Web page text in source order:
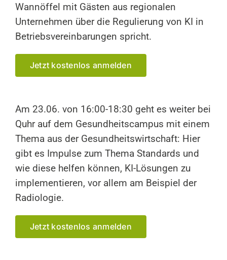
Wannöffel mit Gästen aus regionalen
Unternehmen über die Regulierung von KI in
Betriebsvereinbarungen spricht.
Jetzt kostenlos anmelden
Am 23.06. von 16:00-18:30 geht es weiter bei
Quhr auf dem Gesundheitscampus mit einem
Thema aus der Gesundheitswirtschaft: Hier
gibt es Impulse zum Thema Standards und
wie diese helfen können, KI-Lösungen zu
implementieren, vor allem am Beispiel der
Radiologie.
Jetzt kostenlos anmelden